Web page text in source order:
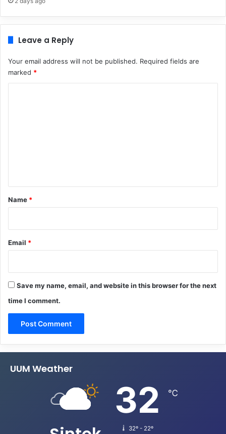
Leave a Reply
Your email address will not be published. Required fields are
marked *
*
Name *
Email *
Save my name, email, and website in this browser for the next
time I comment.
UUM Weather
32 ℃
32º - 22º